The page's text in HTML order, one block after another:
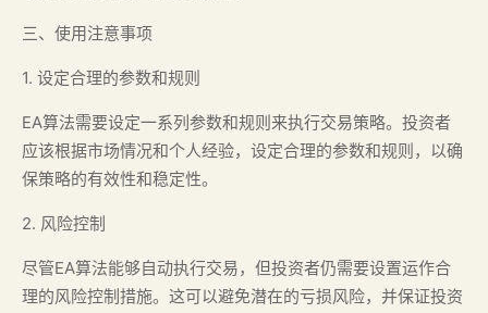
三、使用注意事项
1. 设定合理的参数和规则
EA算法需要设定一系列参数和规则来执行交易策略。投资者
应该根据市场情况和个人经验，设定合理的参数和规则，以确
保策略的有效性和稳定性。
2. 风险控制
尽管EA算法能够自动执行交易，但投资者仍需要设置运作合
理的风险控制措施。这可以避免潜在的亏损风险，并保证投资